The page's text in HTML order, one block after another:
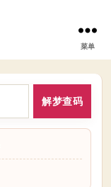
菜单
解梦查码